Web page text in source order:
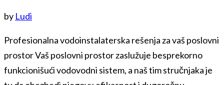
by Ludi
Profesionalna vodoinstalaterska rešenja za vaš poslovni
prostor Vaš poslovni prostor zaslužuje besprekorno
funkcionišući vodovodni sistem, a naš tim stručnjaka je